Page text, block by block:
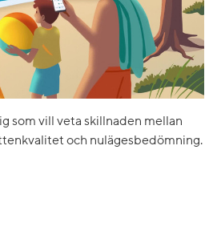
som vill veta skillnaden mellan
och nulägesbedömning.